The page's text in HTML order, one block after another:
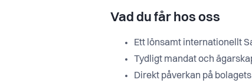
Vad du får hos oss
Ett lönsamt internationellt
Tydligt mandat och
Direkt påverkan på